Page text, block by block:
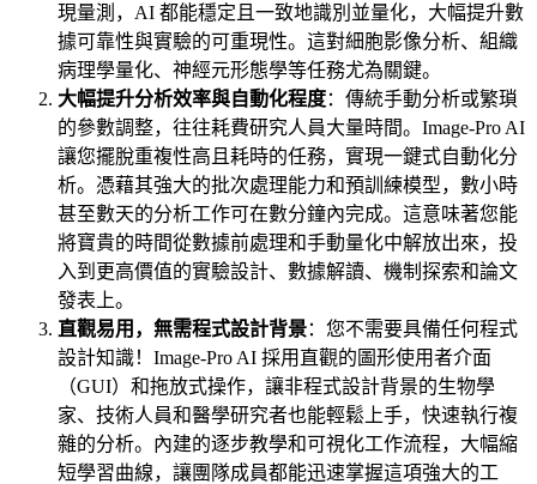
現量測，AI 都能穩定且一致地識別並量化，大幅提升數
據可靠性與實驗的可重現性。這對細胞影像分析、組織
病理學量化、神經元形態學等任務尤為關鍵。
大幅提升分析效率與自動化程度：傳統手動分析或繁瑣
的參數調整，往往耗費研究人員大量時間。Image-Pro AI
讓您擺脫重複性高且耗時的任務，實現一鍵式自動化分
析。憑藉其強大的批次處理能力和預訓練模型，數小時
甚至數天的分析工作可在數分鐘內完成。這意味著您能
將寶貴的時間從數據前處理和手動量化中解放出來，投
入到更高價值的實驗設計、數據解讀、機制探索和論文
發表上。
直觀易用，無需程式設計背景：您不需要具備任何程式
設計知識！Image-Pro AI 採用直觀的圖形使用者介面
（GUI）和拖放式操作，讓非程式設計背景的生物學
家、技術人員和醫學研究者也能輕鬆上手，快速執行複
雜的分析。內建的逐步教學和可視化工作流程，大幅縮
短學習曲線，讓團隊成員都能迅速掌握這項強大的工